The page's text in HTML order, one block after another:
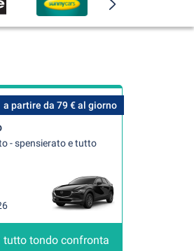
a partire da 79 € al giorno
- spensierato e tutto
tutto tondo confronta